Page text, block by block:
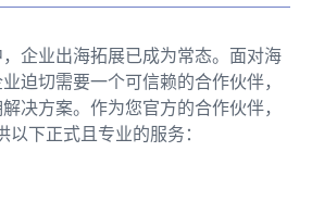
企业出海拓展已成为常态。面对海
迫切需要一个可信赖的合作伙伴，
决方案。作为您官方的合作伙伴，
以下正式且专业的服务：